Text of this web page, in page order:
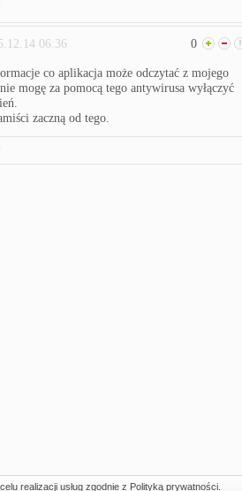
06:36 0
co aplikacja może odczytać z mojego
mogę za pomocą tego antywirusa wyłączyć
zaczną od tego.
realizacji usług zgodnie z Polityką prywatności.